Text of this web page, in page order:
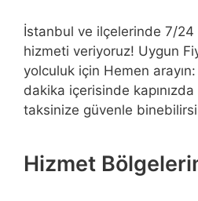
İstanbul ve ilçelerinde 7/
hizmeti veriyoruz! Uygun
yolculuk için Hemen
dakika içerisinde kapınızda
taksinize güvenle
Hizmet